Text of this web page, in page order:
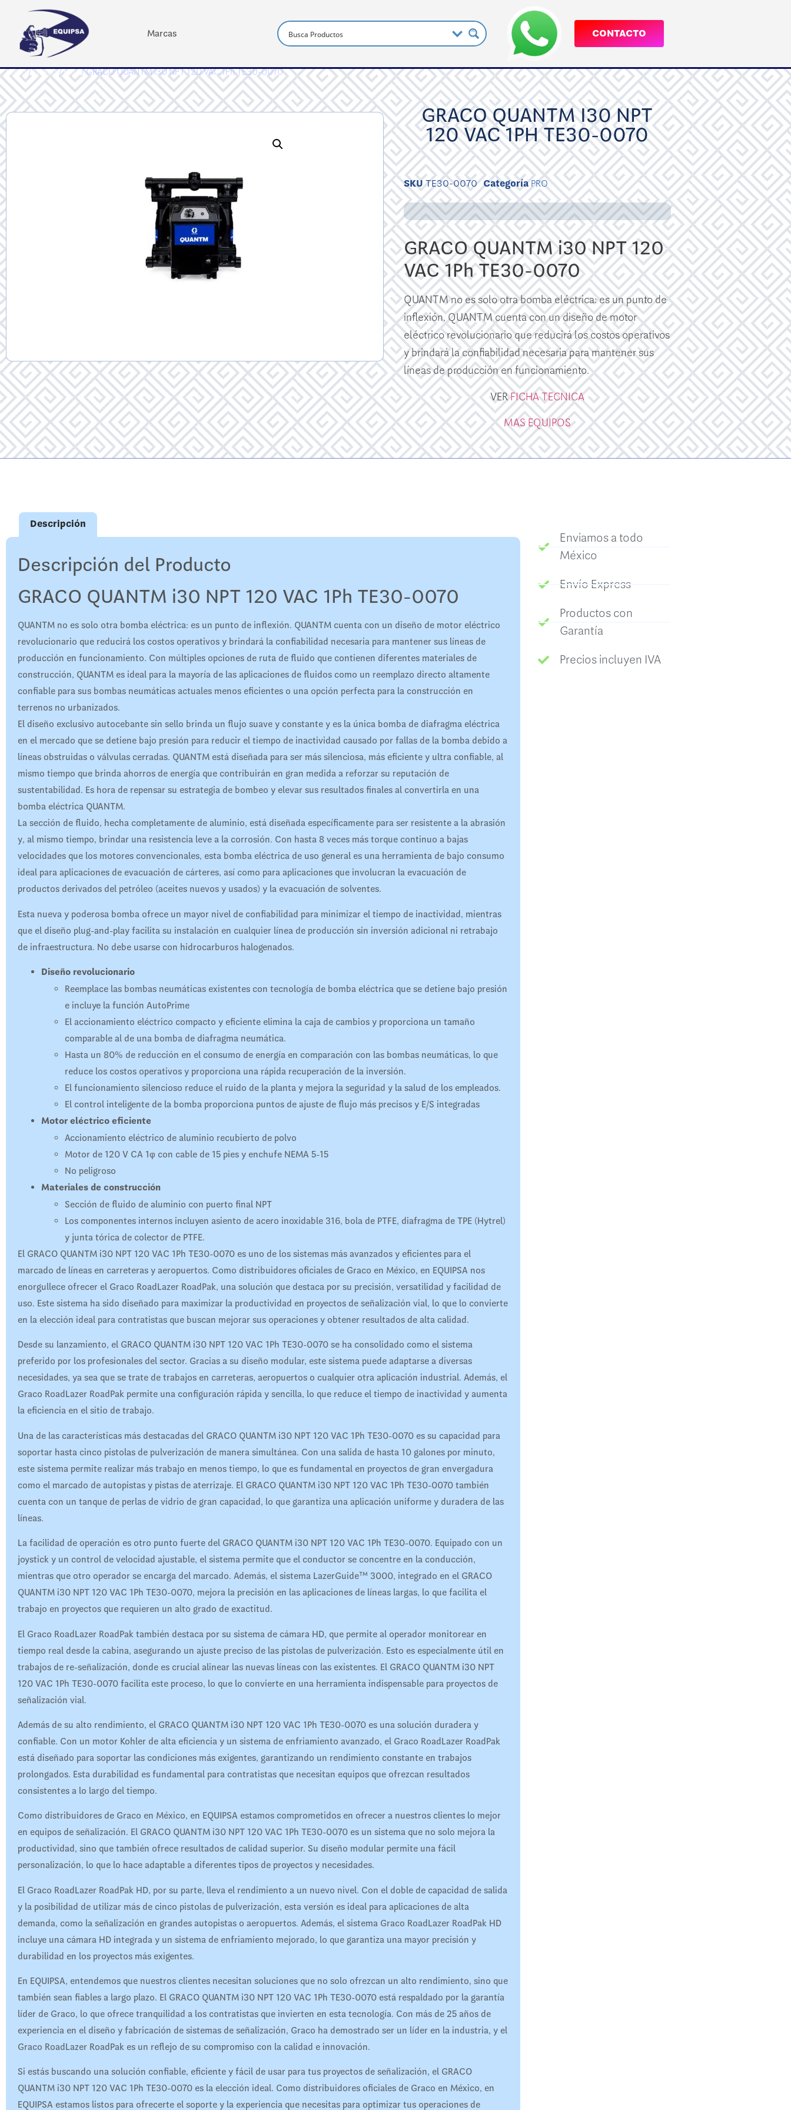
Marcas CONTACTO
Inicio/Graco/PRO/ GRACO QUANTM i30 NPT 120 VAC 1Ph TE30-0070
GRACO QUANTM I30 NPT
120 VAC 1PH TE30-0070
SKUTE30-0070 CategoríaPRO
GRACO QUANTM i30 NPT 120
VAC 1Ph TE30-0070
QUANTM no es solo otra bomba eléctrica: es un punto de
inflexión. QUANTM cuenta con un diseño de motor
eléctrico revolucionario que reducirá los costos operativos
y brindará la confiabilidad necesaria para mantener sus
líneas de producción en funcionamiento.
VERFICHA TECNICA
MAS EQUIPOS
Descripción
Descripción del Producto
GRACO QUANTM i30 NPT 120 VAC 1Ph TE30-0070
QUANTM no es solo otra bomba eléctrica: es un punto de inflexión. QUANTM cuenta con un diseño de motor eléctrico
revolucionario que reducirá los costos operativos y brindará la confiabilidad necesaria para mantener sus líneas de
producción en funcionamiento. Con múltiples opciones de ruta de fluido que contienen diferentes materiales de
construcción, QUANTM es ideal para la mayoría de las aplicaciones de fluidos como un reemplazo directo altamente
confiable para sus bombas neumáticas actuales menos eficientes o una opción perfecta para la construcción en
terrenos no urbanizados.
El diseño exclusivo autocebante sin sello brinda un flujo suave y constante y es la única bomba de diafragma eléctrica
en el mercado que se detiene bajo presión para reducir el tiempo de inactividad causado por fallas de la bomba debido a
líneas obstruidas o válvulas cerradas. QUANTM está diseñada para ser más silenciosa, más eficiente y ultra confiable, al
mismo tiempo que brinda ahorros de energía que contribuirán en gran medida a reforzar su reputación de
sustentabilidad. Es hora de repensar su estrategia de bombeo y elevar sus resultados finales al convertirla en una
bomba eléctrica QUANTM.
La sección de fluido, hecha completamente de aluminio, está diseñada específicamente para ser resistente a la abrasión
y, al mismo tiempo, brindar una resistencia leve a la corrosión. Con hasta 8 veces más torque continuo a bajas
velocidades que los motores convencionales, esta bomba eléctrica de uso general es una herramienta de bajo consumo
ideal para aplicaciones de evacuación de cárteres, así como para aplicaciones que involucran la evacuación de
productos derivados del petróleo (aceites nuevos y usados) y la evacuación de solventes.
Esta nueva y poderosa bomba ofrece un mayor nivel de confiabilidad para minimizar el tiempo de inactividad, mientras
que el diseño plug-and-play facilita su instalación en cualquier línea de producción sin inversión adicional ni retrabajo
de infraestructura. No debe usarse con hidrocarburos halogenados.
Diseño revolucionario
Reemplace las bombas neumáticas existentes con tecnología de bomba eléctrica que se detiene bajo presión
e incluye la función AutoPrime
El accionamiento eléctrico compacto y eficiente elimina la caja de cambios y proporciona un tamaño
comparable al de una bomba de diafragma neumática.
Hasta un 80% de reducción en el consumo de energía en comparación con las bombas neumáticas, lo que
reduce los costos operativos y proporciona una rápida recuperación de la inversión.
El funcionamiento silencioso reduce el ruido de la planta y mejora la seguridad y la salud de los empleados.
El control inteligente de la bomba proporciona puntos de ajuste de flujo más precisos y E/S integradas
Motor eléctrico eficiente
Accionamiento eléctrico de aluminio recubierto de polvo
Motor de 120 V CA 1φ con cable de 15 pies y enchufe NEMA 5-15
No peligroso
Materiales de construcción
Sección de fluido de aluminio con puerto final NPT
Los componentes internos incluyen asiento de acero inoxidable 316, bola de PTFE, diafragma de TPE (Hytrel)
y junta tórica de colector de PTFE.
El GRACO QUANTM i30 NPT 120 VAC 1Ph TE30-0070 es uno de los sistemas más avanzados y eficientes para el
marcado de líneas en carreteras y aeropuertos. Como distribuidores oficiales de Graco en México, en EQUIPSA nos
enorgullece ofrecer el Graco RoadLazer RoadPak, una solución que destaca por su precisión, versatilidad y facilidad de
uso. Este sistema ha sido diseñado para maximizar la productividad en proyectos de señalización vial, lo que lo convierte
en la elección ideal para contratistas que buscan mejorar sus operaciones y obtener resultados de alta calidad.
Desde su lanzamiento, el GRACO QUANTM i30 NPT 120 VAC 1Ph TE30-0070 se ha consolidado como el sistema
preferido por los profesionales del sector. Gracias a su diseño modular, este sistema puede adaptarse a diversas
necesidades, ya sea que se trate de trabajos en carreteras, aeropuertos o cualquier otra aplicación industrial. Además, el
Graco RoadLazer RoadPak permite una configuración rápida y sencilla, lo que reduce el tiempo de inactividad y aumenta
la eficiencia en el sitio de trabajo.
Una de las características más destacadas del GRACO QUANTM i30 NPT 120 VAC 1Ph TE30-0070 es su capacidad para
soportar hasta cinco pistolas de pulverización de manera simultánea. Con una salida de hasta 10 galones por minuto,
este sistema permite realizar más trabajo en menos tiempo, lo que es fundamental en proyectos de gran envergadura
como el marcado de autopistas y pistas de aterrizaje. El GRACO QUANTM i30 NPT 120 VAC 1Ph TE30-0070 también
cuenta con un tanque de perlas de vidrio de gran capacidad, lo que garantiza una aplicación uniforme y duradera de las
líneas.
La facilidad de operación es otro punto fuerte del GRACO QUANTM i30 NPT 120 VAC 1Ph TE30-0070. Equipado con un
joystick y un control de velocidad ajustable, el sistema permite que el conductor se concentre en la conducción,
mientras que otro operador se encarga del marcado. Además, el sistema LazerGuide™ 3000, integrado en el GRACO
QUANTM i30 NPT 120 VAC 1Ph TE30-0070, mejora la precisión en las aplicaciones de líneas largas, lo que facilita el
trabajo en proyectos que requieren un alto grado de exactitud.
El Graco RoadLazer RoadPak también destaca por su sistema de cámara HD, que permite al operador monitorear en
tiempo real desde la cabina, asegurando un ajuste preciso de las pistolas de pulverización. Esto es especialmente útil en
trabajos de re-señalización, donde es crucial alinear las nuevas líneas con las existentes. El GRACO QUANTM i30 NPT
120 VAC 1Ph TE30-0070 facilita este proceso, lo que lo convierte en una herramienta indispensable para proyectos de
señalización vial.
Además de su alto rendimiento, el GRACO QUANTM i30 NPT 120 VAC 1Ph TE30-0070 es una solución duradera y
confiable. Con un motor Kohler de alta eficiencia y un sistema de enfriamiento avanzado, el Graco RoadLazer RoadPak
está diseñado para soportar las condiciones más exigentes, garantizando un rendimiento constante en trabajos
prolongados. Esta durabilidad es fundamental para contratistas que necesitan equipos que ofrezcan resultados
consistentes a lo largo del tiempo.
Como distribuidores de Graco en México, en EQUIPSA estamos comprometidos en ofrecer a nuestros clientes lo mejor
en equipos de señalización. El GRACO QUANTM i30 NPT 120 VAC 1Ph TE30-0070 es un sistema que no solo mejora la
productividad, sino que también ofrece resultados de calidad superior. Su diseño modular permite una fácil
personalización, lo que lo hace adaptable a diferentes tipos de proyectos y necesidades.
El Graco RoadLazer RoadPak HD, por su parte, lleva el rendimiento a un nuevo nivel. Con el doble de capacidad de salida
y la posibilidad de utilizar más de cinco pistolas de pulverización, esta versión es ideal para aplicaciones de alta
demanda, como la señalización en grandes autopistas o aeropuertos. Además, el sistema Graco RoadLazer RoadPak HD
incluye una cámara HD integrada y un sistema de enfriamiento mejorado, lo que garantiza una mayor precisión y
durabilidad en los proyectos más exigentes.
En EQUIPSA, entendemos que nuestros clientes necesitan soluciones que no solo ofrezcan un alto rendimiento, sino que
también sean fiables a largo plazo. El GRACO QUANTM i30 NPT 120 VAC 1Ph TE30-0070 está respaldado por la garantía
líder de Graco, lo que ofrece tranquilidad a los contratistas que invierten en esta tecnología. Con más de 25 años de
experiencia en el diseño y fabricación de sistemas de señalización, Graco ha demostrado ser un líder en la industria, y el
Graco RoadLazer RoadPak es un reflejo de su compromiso con la calidad e innovación.
Si estás buscando una solución confiable, eficiente y fácil de usar para tus proyectos de señalización, el GRACO
QUANTM i30 NPT 120 VAC 1Ph TE30-0070 es la elección ideal. Como distribuidores oficiales de Graco en México, en
EQUIPSA estamos listos para ofrecerte el soporte y la experiencia que necesitas para optimizar tus operaciones de
Enviamos a todo
México
Envío Express
Productos con
Garantía
Precios incluyen IVA